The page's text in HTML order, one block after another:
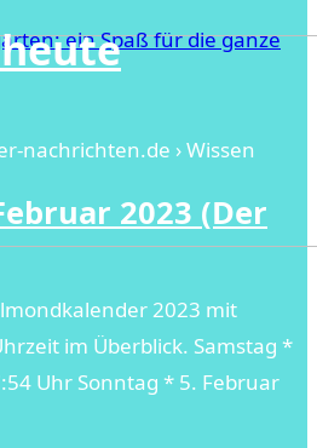
ein Spaß für die ganze
nachrichten.de › Wissen
2023 (Der
2023 mit
im Überblick. Samstag *
Uhr Sonntag * 5. Februar